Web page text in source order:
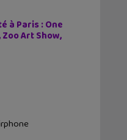
à Paris : One
Art Show,